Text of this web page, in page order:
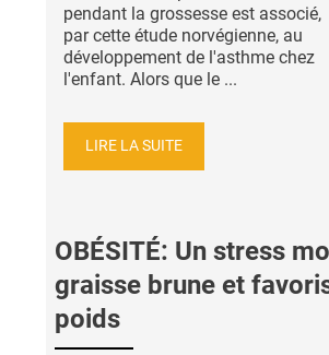
pendant la grossesse est associé,
par cette étude norvégienne, au
développement de l'asthme chez
l'enfant. Alors que le ...
LIRE LA SUITE
OBÉSITÉ: Un stress
graisse brune et
poids